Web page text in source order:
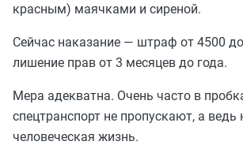
красным) маячками и сиреной.
Сейчас наказание — штраф от 4500
лишение прав от 3 месяцев до года.
Мера адекватна. Очень часто в
спецтранспорт не пропускают, а ведь
человеческая жизнь.